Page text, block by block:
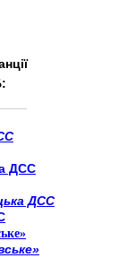
ДСС
ДСС